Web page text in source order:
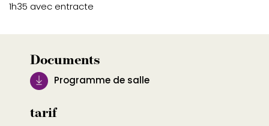
1h35 avec entracte
Documents
Programme de salle
tarif